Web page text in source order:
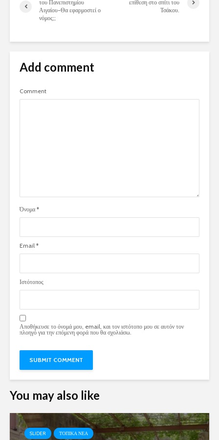
του Πανεπιστημίου
Αιγαίου-Θα εφαρμοστεί ο
νόμος;;
επίθεση στο σπίτι του
Τσάκου.
Add comment
Comment
Όνομα *
Email *
Ιστότοπος
Αποθήκευσε το όνομά μου, email, και τον ιστότοπο μου σε αυτόν τον
πλοηγό για την επόμενη φορά που θα σχολιάσω.
You may also like
SLIDER ΤΟΠΙΚΑ ΝΕΑ